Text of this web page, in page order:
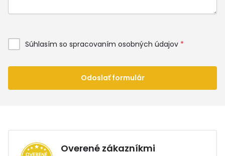
Súhlasím so spracovaním osobných údajov *
Odoslať formulár
Overené zákazníkmi